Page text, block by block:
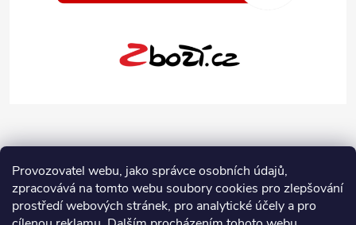
Provozovatel webu, jako správce osobních údajů,
zpracovává na tomto webu soubory cookies pro zlepšování
prostředí webových stránek, pro analytické účely a pro